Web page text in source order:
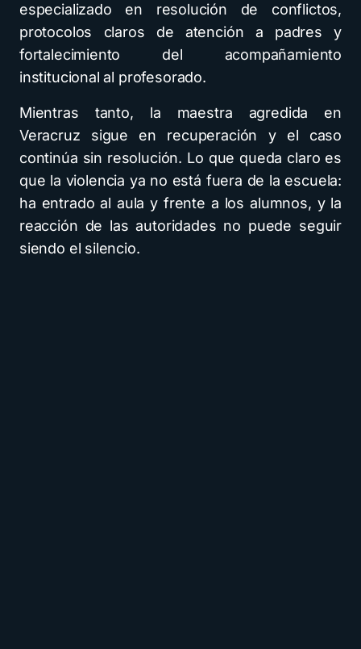
especializado en resolución de conflictos,
protocolos claros de atención a padres y
fortalecimiento del acompañamiento
institucional al profesorado.
Mientras tanto, la maestra agredida en
Veracruz sigue en recuperación y el caso
continúa sin resolución. Lo que queda claro es
que la violencia ya no está fuera de la escuela:
ha entrado al aula y frente a los alumnos, y la
reacción de las autoridades no puede seguir
siendo el silencio.